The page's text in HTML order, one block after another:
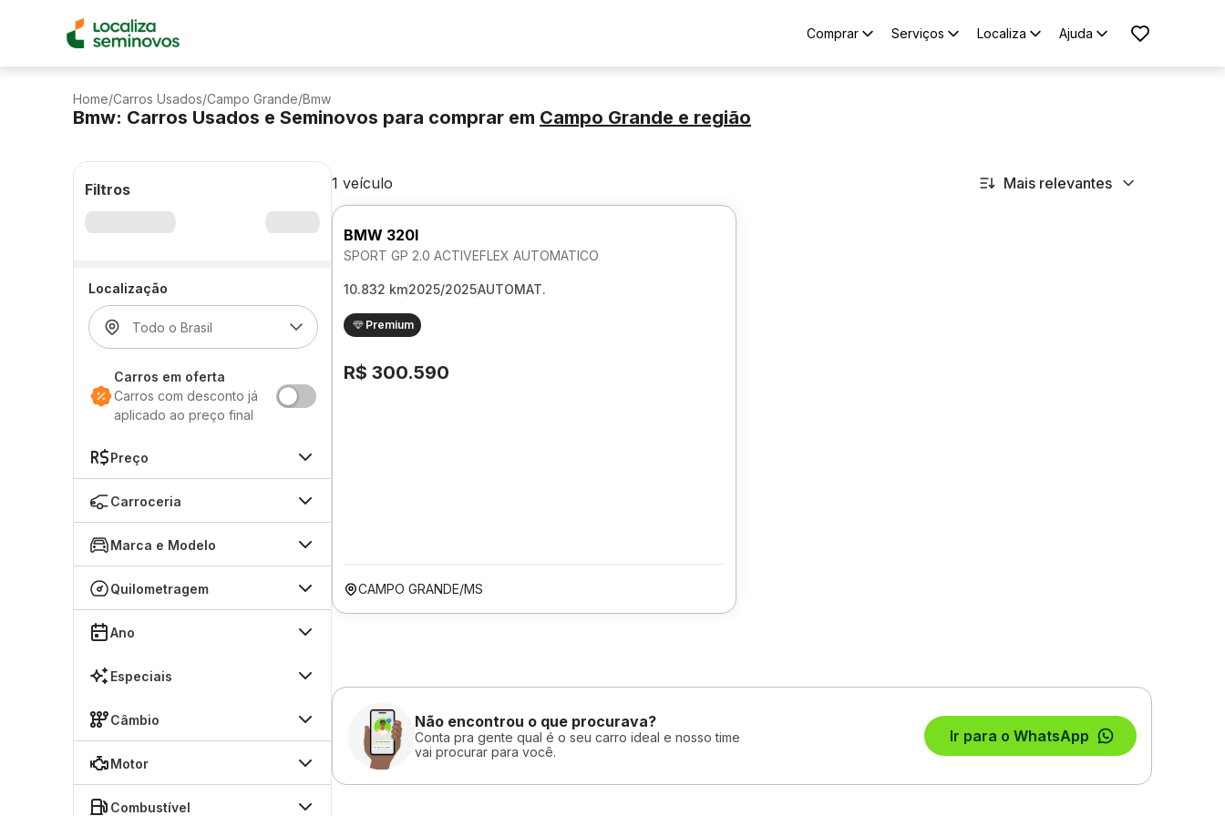
Comprar Serviços Localiza Ajuda
Home/Carros Usados/Campo Grande/Bmw
Bmw: Carros Usados e Seminovos para comprar em Campo Grande e região
Filtros
Localização
Carros em oferta
Carros com desconto já
aplicado ao preço final
Preço
Carroceria
Marca e Modelo
Quilometragem
Ano
Especiais
Câmbio
Motor
Combustível
1 veículo Mais relevantes
BMW 320I
SPORT GP 2.0 ACTIVEFLEX AUTOMATICO
10.832 km2025/2025AUTOMAT.
Premium
R$ 300.590
CAMPO GRANDE/MS
Não encontrou o que procurava?
Conta pra gente qual é o seu carro ideal e nosso time
vai procurar para você.
Ir para o WhatsApp